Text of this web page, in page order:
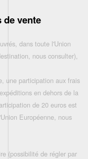
de vente
dans toute l'Union
nous consulter),
une participation aux frais
en dehors de la
de 20 euros est
Européenne, nous
(possibilité de régler par